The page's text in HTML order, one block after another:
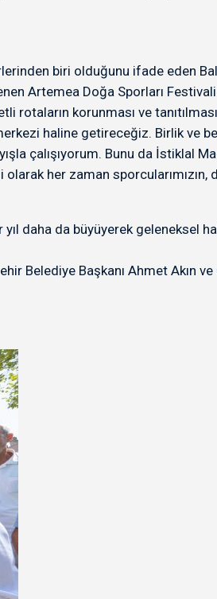
biri olduğunu ifade eden
Artemea Doğa Sporları
rotaların korunması ve
haline getireceğiz. Birlik ve
çalışıyorum. Bunu da İstiklal
her zaman sporcularımızın,
daha da büyüyerek geleneksel
Belediye Başkanı Ahmet Akın